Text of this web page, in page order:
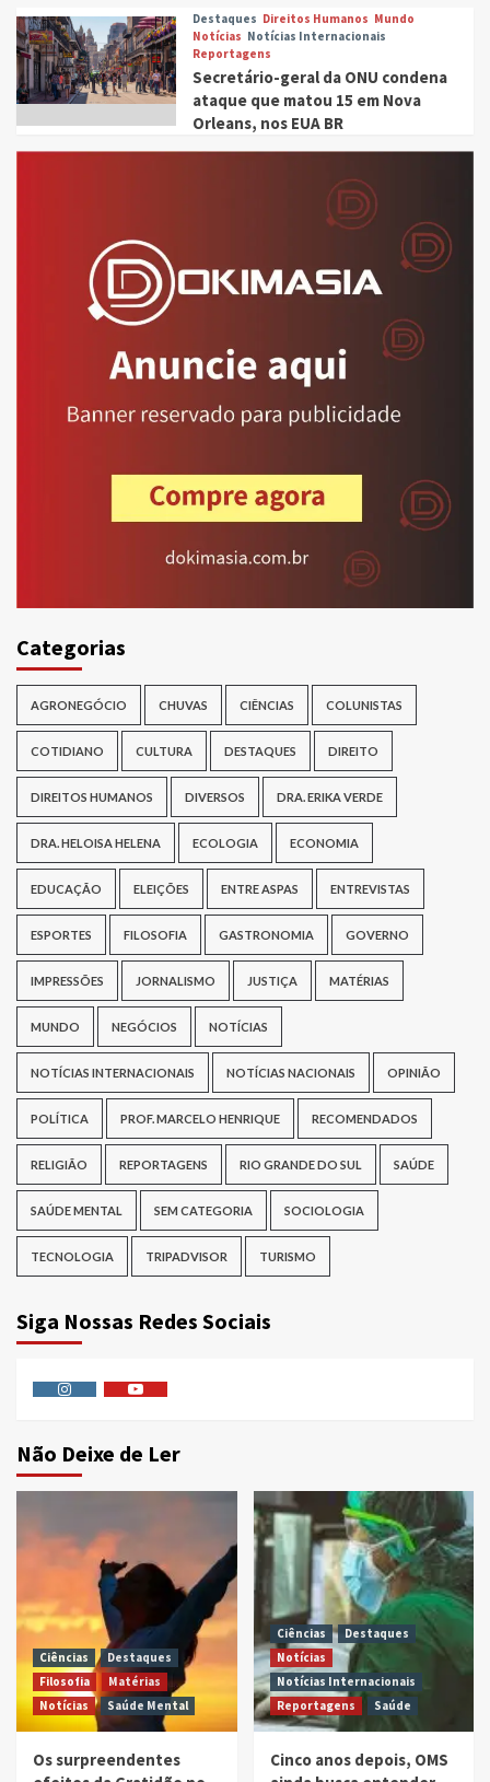
Destaques Direitos Humanos Mundo
Notícias Notícias Internacionais
Reportagens
Secretário-geral da ONU condena
ataque que matou 15 em Nova
Orleans, nos EUA BR
Categorias
AGRONEGÓCIO CHUVAS CIÊNCIAS COLUNISTAS
COTIDIANO CULTURA DESTAQUES DIREITO
DIREITOS HUMANOS DIVERSOS DRA. ERIKA VERDE
DRA. HELOISA HELENA ECOLOGIA ECONOMIA
EDUCAÇÃO ELEIÇÕES ENTRE ASPAS ENTREVISTAS
ESPORTES FILOSOFIA GASTRONOMIA GOVERNO
IMPRESSÕES JORNALISMO JUSTIÇA MATÉRIAS
MUNDO NEGÓCIOS NOTÍCIAS
NOTÍCIAS INTERNACIONAIS NOTÍCIAS NACIONAIS OPINIÃO
POLÍTICA PROF. MARCELO HENRIQUE RECOMENDADOS
RELIGIÃO REPORTAGENS RIO GRANDE DO SUL SAÚDE
SAÚDE MENTAL SEM CATEGORIA SOCIOLOGIA
TECNOLOGIA TRIPADVISOR TURISMO
Siga Nossas Redes Sociais
Não Deixe de Ler
Ciências
Destaques
Filosofia
Matérias
Notícias
Saúde Mental
Os surpreendentes
Ciências
Destaques
Notícias
Notícias Internacionais
Reportagens
Saúde
Cinco anos depois, OMS